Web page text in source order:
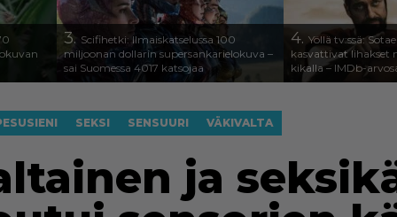
3. Scifihetki: Ilmaiskatselussa 100
miljoonan dollarin supersankarielokuva –
sai Suomessa 4017 katsojaa
4. Yöllä tv:ssä:
kasvattivat lihakset
kikalla – IMDb-
SEKSI SENSUURI VÄKIVALTA
ja